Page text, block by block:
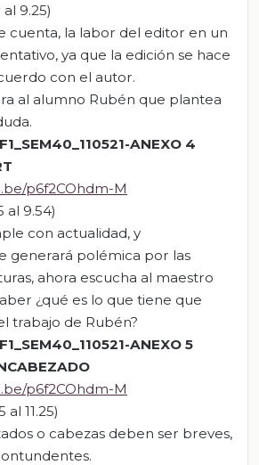
9.25)
cuenta, la labor del editor en un
ya que la edición se hace
con el autor.
al alumno Rubén que plantea
ANEXO 4
p6f2COhdm-M
al 9.54)
con actualidad, y
generará polémica por las
ahora escucha al maestro
¿qué es lo que tiene que
trabajo de Rubén?
ANEXO 5
p6f2COhdm-M
al 11.25)
o cabezas deben ser breves,